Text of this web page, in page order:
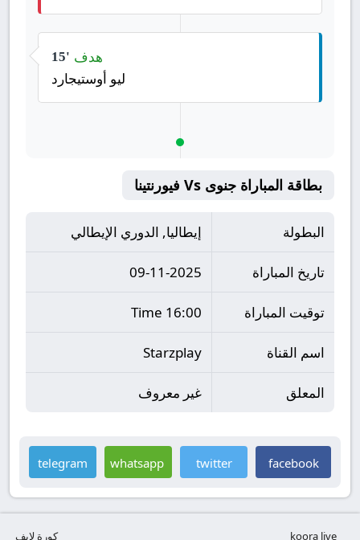
15' هدف
ليو أوستيجارد
بطاقة المباراة جنوى Vs فيورنتينا
البطولة إيطاليا, الدوري الإيطالي
تاريخ المباراة 09-11-2025
توقيت المباراة 16:00 Time
اسم القناة Starzplay
المعلق غير معروف
facebook
twitter
whatsapp
telegram
كورة لايف koora live